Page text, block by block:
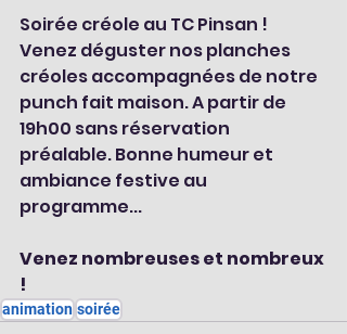
Soirée créole au TC Pinsan !
Venez déguster nos planches
créoles accompagnées de notre
punch fait maison. A partir de
19h00 sans réservation
préalable. Bonne humeur et
ambiance festive au
programme...
Venez nombreuses et nombreux
!
animation soirée